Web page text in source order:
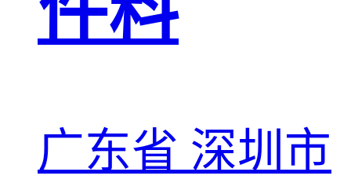
广东省 深圳市